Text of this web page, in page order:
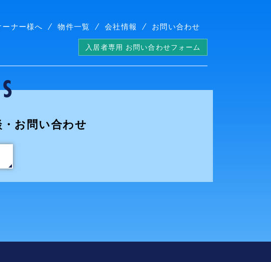
ーナー様へ 物件一覧 会社情報 お問い合わせ
入居者専用 お問い合わせフォーム
お問い合わせ